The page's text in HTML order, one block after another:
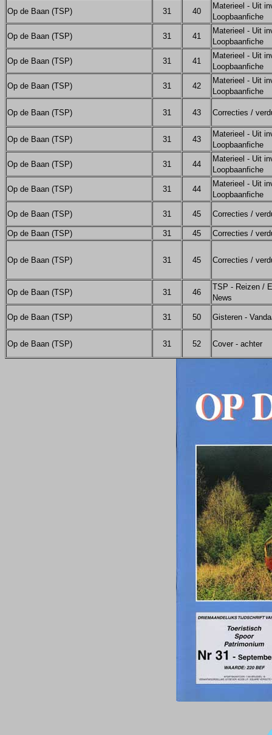
Op de Baan (TSP) 31 40
Materieel - Uit
Loopbaanfiche
Op de Baan (TSP) 31 41
Materieel - Uit
Loopbaanfiche
Op de Baan (TSP) 31 41
Materieel - Uit
Loopbaanfiche
Op de Baan (TSP) 31 42
Materieel - Uit
Loopbaanfiche
Op de Baan (TSP) 31 43 Correcties /
Op de Baan (TSP) 31 43
Materieel - Uit
Loopbaanfiche
Op de Baan (TSP) 31 44
Materieel - Uit
Loopbaanfiche
Op de Baan (TSP) 31 44
Materieel - Uit
Loopbaanfiche
Op de Baan (TSP) 31 45 Correcties /
Op de Baan (TSP) 31 45 Correcties /
Op de Baan (TSP) 31 45 Correcties /
Op de Baan (TSP) 31 46
TSP - Reizen /
News
Op de Baan (TSP) 31 50 Gisteren -
Op de Baan (TSP) 31 52 Cover - achter